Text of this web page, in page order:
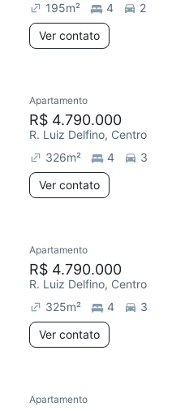
195m² 4
2
Ver contato
Apartamento
R$ 4.790.000
R. Luiz Delfino, Centro
326m² 4
3
Ver contato
Apartamento
R$ 4.790.000
R. Luiz Delfino, Centro
325m² 4
3
Ver contato
Apartamento